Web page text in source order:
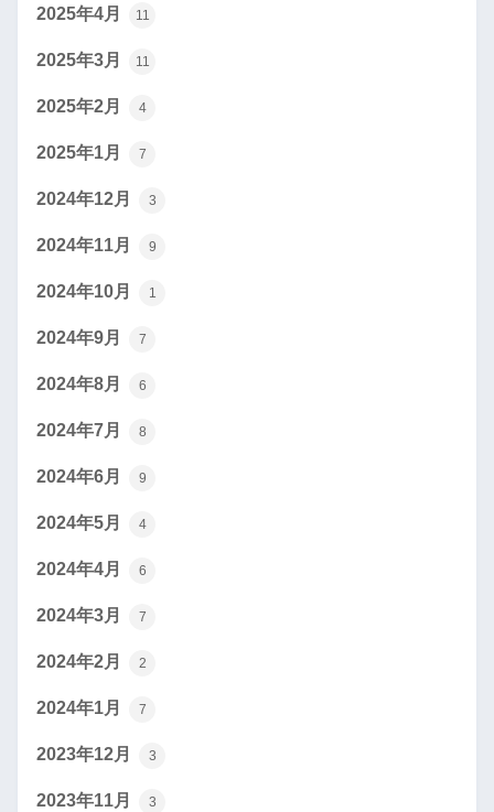
2025年4月 11
2025年3月 11
2025年2月 4
2025年1月 7
2024年12月 3
2024年11月 9
2024年10月 1
2024年9月 7
2024年8月 6
2024年7月 8
2024年6月 9
2024年5月 4
2024年4月 6
2024年3月 7
2024年2月 2
2024年1月 7
2023年12月 3
2023年11月 3